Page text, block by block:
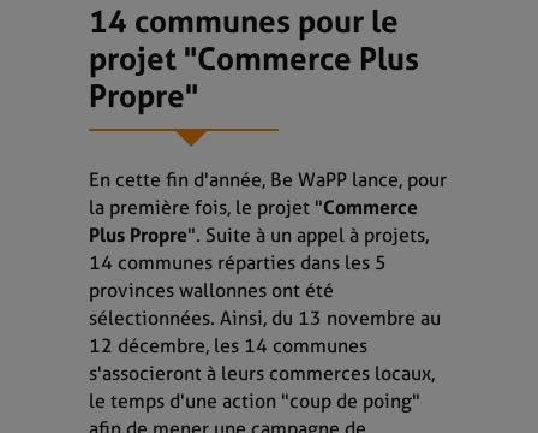
14 communes pour le
projet "Commerce Plus
Propre"
En cette fin d'année, Be WaPP lance, pour
la première fois, le projet "Commerce
Plus Propre". Suite à un appel à projets,
14 communes réparties dans les 5
provinces wallonnes ont été
sélectionnées. Ainsi, du 13 novembre au
12 décembre, les 14 communes
s'associeront à leurs commerces locaux,
le temps d'une action "coup de poing"